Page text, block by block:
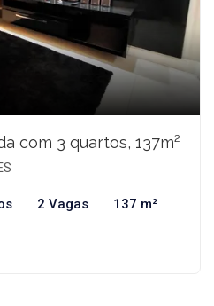
com 3 quartos, 137m²
2 Vagas 137 m²